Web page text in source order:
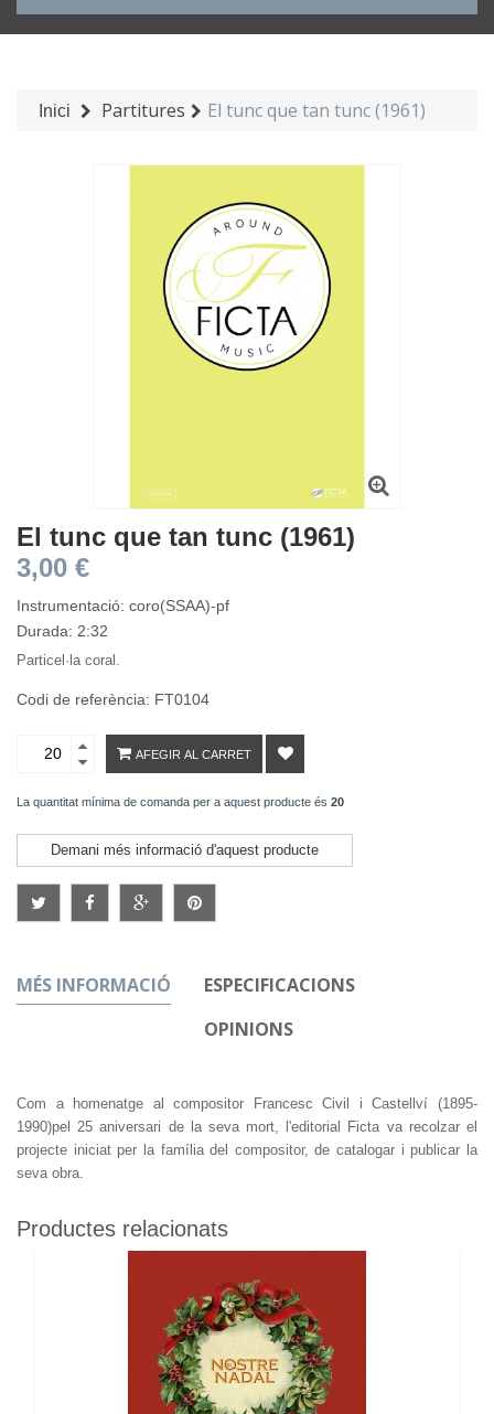
Inici Partitures El tunc que tan tunc (1961)
El tunc que tan tunc (1961)
3,00 €
Instrumentació: coro(SSAA)-pf
Durada: 2:32
Particel·la coral.
Codi de referència: FT0104
AFEGIR AL CARRET
La quantitat mínima de comanda per a aquest producte és 20
Demani més informació d'aquest producte
MÉS INFORMACIÓ
ESPECIFICACIONS
OPINIONS
Com a homenatge al compositor Francesc Civil i Castellví (1895-
1990)pel 25 aniversari de la seva mort, l'editorial Ficta va recolzar el
projecte iniciat per la família del compositor, de catalogar i publicar la
seva obra.
Productes relacionats